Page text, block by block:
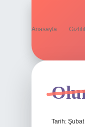
Anasayfa
Tarih: